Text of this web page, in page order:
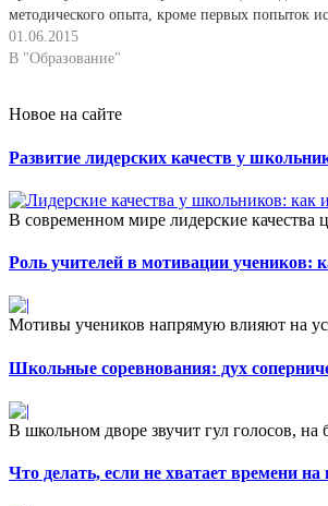
методического опыта, кроме первых попыток
компьютер для проверки знаний учащихся.
компьютеров в обучении истории —…
01.06.2015
В "Образование"
Новое на сайте
Развитие лидерских качеств у
В современном мире лидерские качества
Роль учителей в мотивации учеников:
Мотивы учеников напрямую влияют на
Школьные соревнования: дух
В школьном дворе звучит гул голосов, на
Что делать, если не хватает времени на